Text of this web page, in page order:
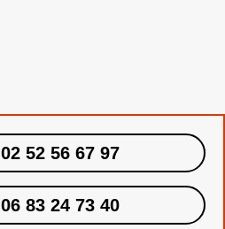
02 52 56 67 97
06 83 24 73 40